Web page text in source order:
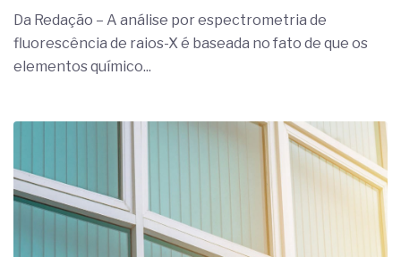
Da Redação – A análise por espectrometria de
fluorescência de raios-X é baseada no fato de que os
elementos químico...